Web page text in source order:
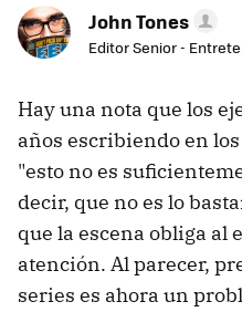
John Tones
Editor Senior -
Hay una nota que los
años escribiendo en
"esto no es
decir, que no es lo
que la escena obliga al
atención. Al parecer,
series es ahora un